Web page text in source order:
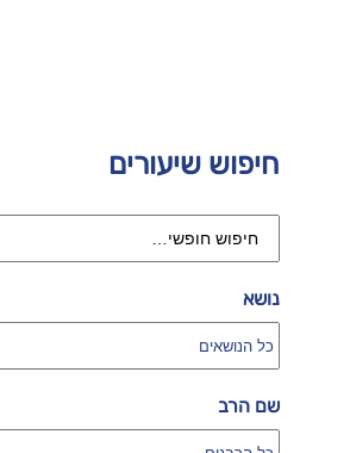
חיפוש שיעורים
נושא
שם הרב